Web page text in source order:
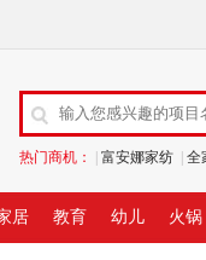
热门商机： 富安娜家纺 全
居 教育 幼儿 火锅